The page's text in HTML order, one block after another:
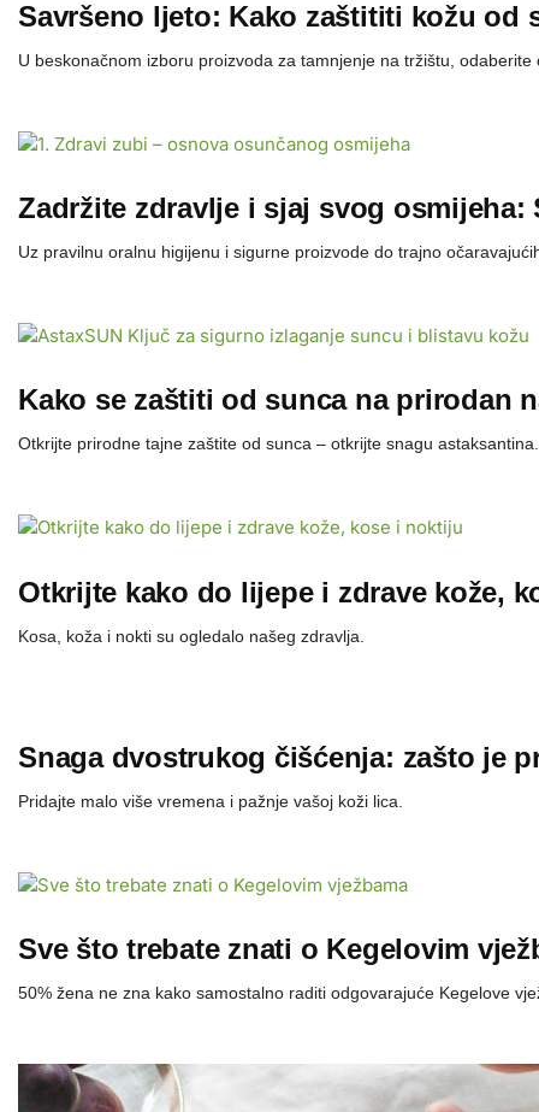
Savršeno ljeto: Kako zaštititi kožu od
U beskonačnom izboru proizvoda za tamnjenje na tržištu,
Zadržite zdravlje i sjaj svog osmijeha:
Uz pravilnu oralnu higijenu i sigurne proizvode do trajno
Kako se zaštiti od sunca na prirodan
Otkrijte prirodne tajne zaštite od sunca – otkrijte snagu astaksantina.
Otkrijte kako do lijepe i zdrave kože,
Kosa, koža i nokti su ogledalo našeg zdravlja.
Snaga dvostrukog čišćenja: zašto je
Pridajte malo više vremena i pažnje vašoj koži lica.
Sve što trebate znati o Kegelovim
50% žena ne zna kako samostalno raditi odgovarajuće Kegelove